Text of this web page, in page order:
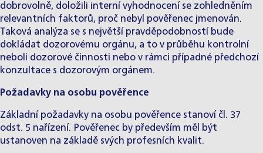
dobrovolně, doložili interní vyhodnocení se zohledněním
relevantních faktorů, proč nebyl pověřenec jmenován.
Taková analýza se s největší pravděpodobností bude
dokládat dozorovému orgánu, a to v průběhu kontrolní
neboli dozorové činnosti nebo v rámci případné předchozí
konzultace s dozorovým orgánem.
Požadavky na osobu pověřence
Základní požadavky na osobu pověřence stanoví čl. 37
odst. 5 nařízení. Pověřenec by především měl být
ustanoven na základě svých profesních kvalit.